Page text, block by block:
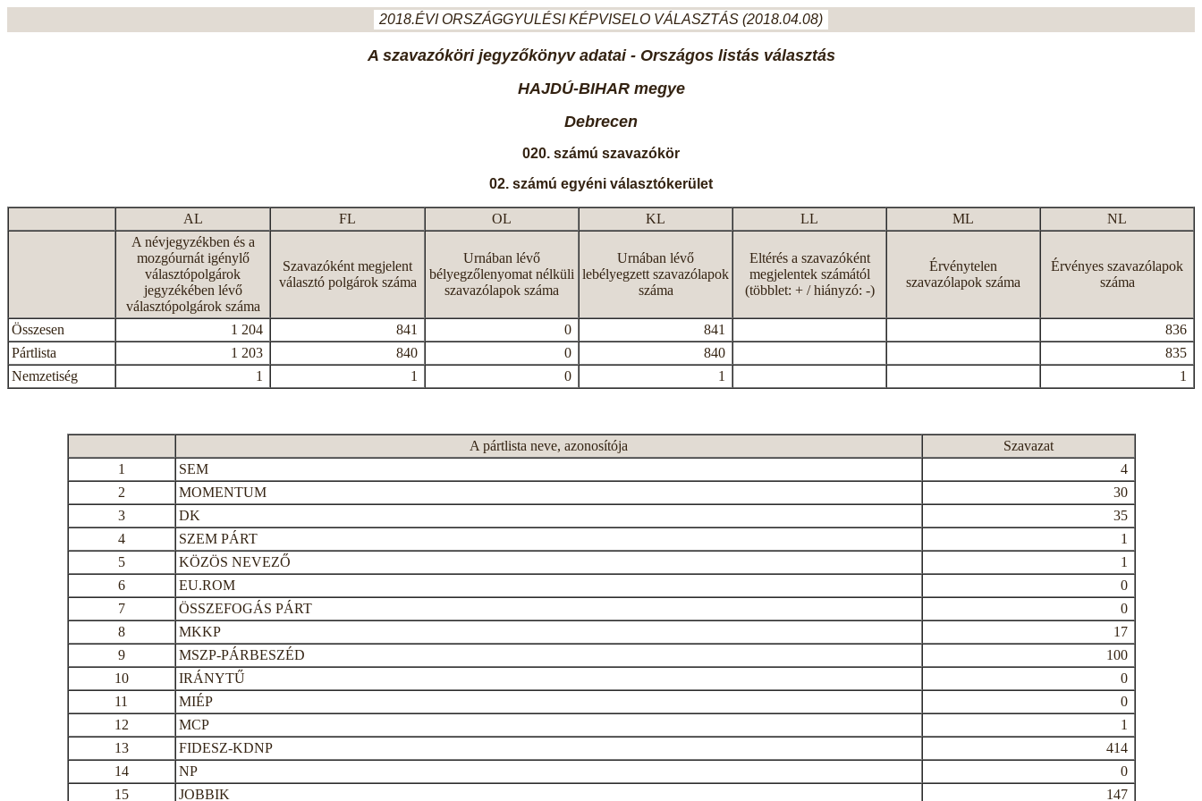
2018.ÉVI ORSZÁGGYULÉSI KÉPVISELO VÁLASZTÁS (2018.04.08)
A szavazóköri jegyzőkönyv adatai - Országos listás választás
HAJDÚ-BIHAR megye
Debrecen
020. számú szavazókör
02. számú egyéni választókerület
AL FL OL KL LL ML
NL
A névjegyzékben és a
mozgóurnát igénylő
választópolgárok
jegyzékében lévő
választópolgárok száma
Szavazóként megjelent
választó polgárok száma
Urnában lévő
bélyegzőlenyomat nélküli
szavazólapok száma
Urnában lévő
lebélyegzett szavazólapok
száma
Eltérés a szavazóként
megjelentek számától
(többlet: + / hiányzó: -)
Érvénytelen
szavazólapok száma
Érvényes szavazólapok
száma
Összesen 1 204 841 0 841
836
Pártlista
1 203 840 0 840
835
Nemzetiség
1 1 0 1 1
A pártlista neve, azonosítója
Szavazat
1
SEM
4
2
MOMENTUM
30
3
DK
35
4
SZEM PÁRT
1
5
KÖZÖS NEVEZŐ
1
6
EU.ROM
0
7
ÖSSZEFOGÁS PÁRT
0
8
MKKP
17
9
MSZP-PÁRBESZÉD
100
10
IRÁNYTŰ
0
11
MIÉP
0
12
MCP
1
13
FIDESZ-KDNP
414
14
NP
0
15
JOBBIK 147